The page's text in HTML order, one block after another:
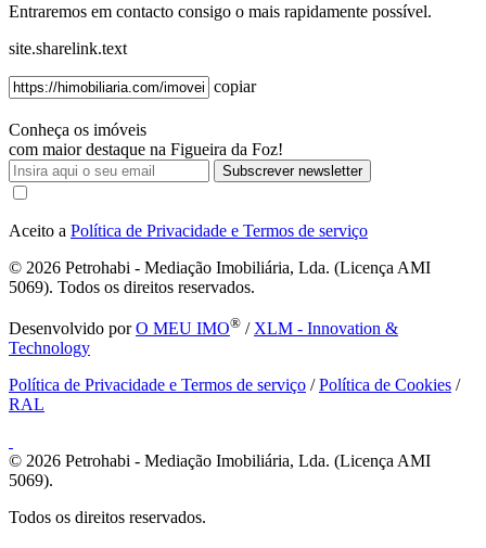
Entraremos em contacto consigo o mais rapidamente possível.
site.sharelink.text
copiar
Conheça os imóveis
com maior destaque na Figueira da Foz!
Subscrever newsletter
Aceito a Política de Privacidade e Termos de serviço
© 2026 Petrohabi - Mediação Imobiliária, Lda. (Licença AMI
5069). Todos os direitos reservados.
Desenvolvido porO MEU IMO® / XLM - Innovation &
Technology
Política de Privacidade e Termos de serviço /Política de Cookies /
RAL
© 2026 Petrohabi - Mediação Imobiliária, Lda. (Licença AMI
5069).
Todos os direitos reservados.